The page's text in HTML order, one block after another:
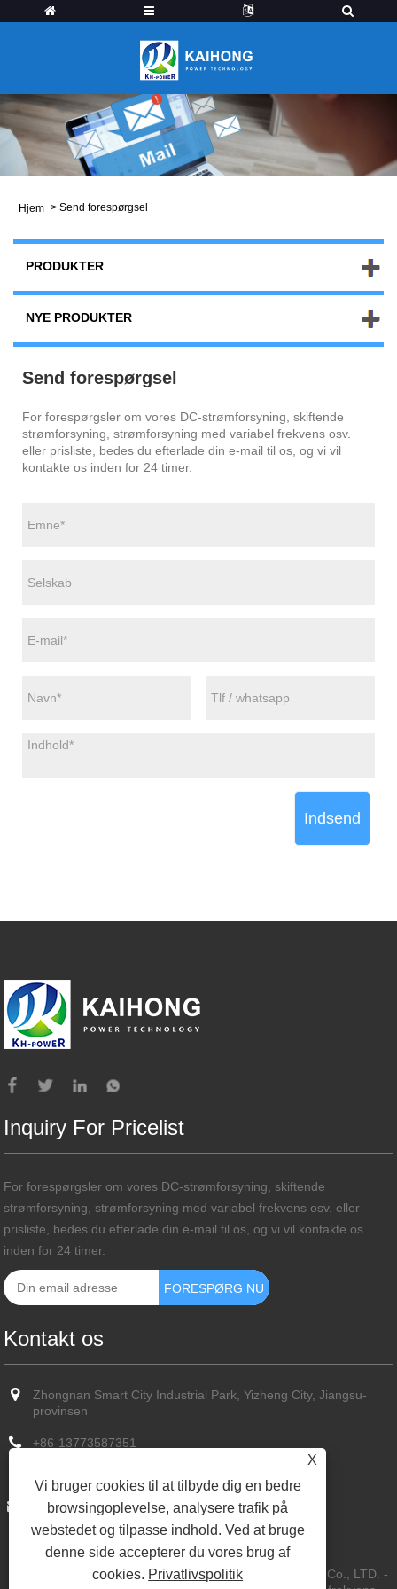
Hjem > Send forespørgsel
PRODUKTER
NYE PRODUKTER
Send forespørgsel
For forespørgsler om vores DC-strømforsyning, skiftende
strømforsyning, strømforsyning med variabel frekvens osv.
eller prisliste, bedes du efterlade din e-mail til os, og vi vil
kontakte os inden for 24 timer.
Indsend
Inquiry For Pricelist
For forespørgsler om vores DC-strømforsyning, skiftende
strømforsyning, strømforsyning med variabel frekvens osv. eller
prisliste, bedes du efterlade din e-mail til os, og vi vil kontakte os
inden for 24 timer.
Kontakt os
Zhongnan Smart City Industrial Park, Yizheng City, Jiangsu-
provinsen
+86-13773587351
sun@cn-hvps.com
Copyright © 2023 Yangzhou Kaihong Power Technology Co., LTD. -
X
Vi bruger cookies til at tilbyde dig en bedre
browsingoplevelse, analysere trafik på
webstedet og tilpasse indhold. Ved at bruge
denne side accepterer du vores brug af
cookies. Privatlivspolitik